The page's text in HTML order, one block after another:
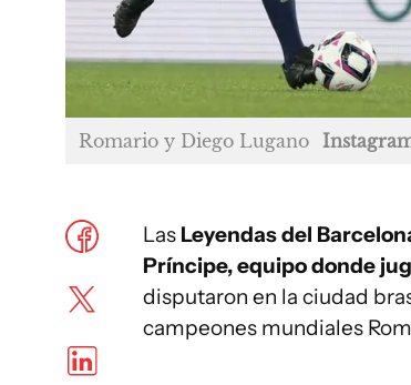
Romario y Diego Lugano
Las Leyendas del
Príncipe, equipo donde
disputaron en la ciudad
campeones mundiales